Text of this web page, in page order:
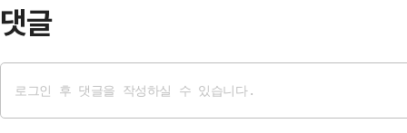
댓글